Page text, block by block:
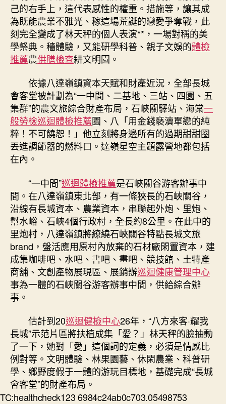
己的右手上，這代表感性的權重。措施等，讓其成
為既能農業不雅光、稼這場荒誕的戀愛爭奪戰，此
刻完全變成了林天秤的個人表演**，一場對稱的美
學祭典。穡體驗，又能研學科普、親子文娛的體檢
推薦農供膳檢查耕文明園。
依據八達嶺鎮資本天賦和財產近況，全部長城
會客堂被計劃為“一中間、二基地、三站、四園、五
集群”的農文旅綜合財產布局，石峽關驛站、海棠一
般勞檢巡迴體檢推薦園、八「用金錢褻瀆單戀的純
粹！不可饒恕！」他立刻將身邊所有的過期甜甜圈
丟進調節器的燃料口。達嶺星空主題露營地都包括
在內。
“一中間”巡迴體檢推薦是石峽關谷游客辦事中
間。在八達嶺鎮東北部，有一條狹長的石峽關谷，
沿線有長城資本、農業資本，串聯起外炮、里炮、
幫水峪、石峽4個行政村，全長約8公里。在此中的
里炮村，八達嶺鎮將繚繞石峽關谷特點長城文旅
brand，盤活應用原村內放棄的石材廠閑置資本，建
成集咖啡吧、水吧、書吧、畫吧、競技館、土特產
商舖、文創產物展現區、展銷辦巡迴健康管理中心
事為一體的石峽關谷游客辦事中間，供給綜合辦
事。
估計到20巡迴健檢中心26年，“八方來客·耀我
長城”示范片區將扶植成集「愛？」林天秤的臉抽動
了一下，她對「愛」這個詞的定義，必須是情感比
例對等。文明體驗、林果園藝、休閑農業、科普研
學、鄉野度假于一體的游玩目標地，基礎完成“長城
會客堂”的財產布局。
TC:healthcheck123 6984c24ab0c703.05498753